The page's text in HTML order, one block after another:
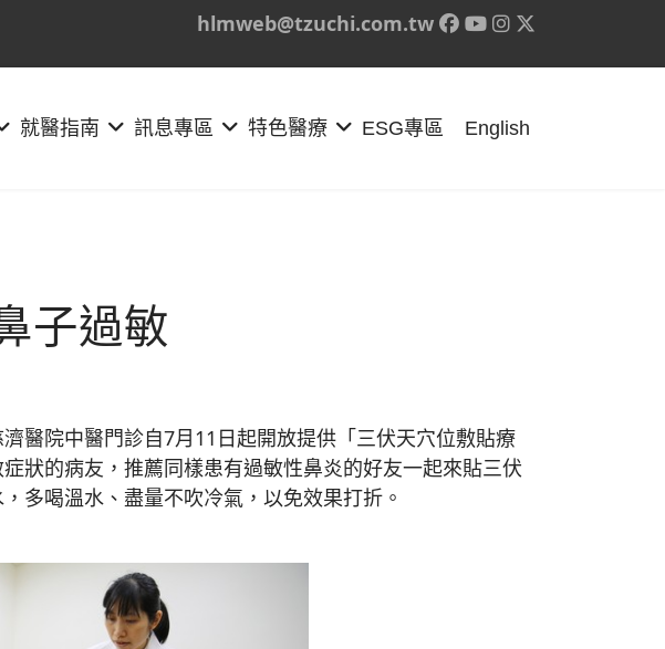
hlmweb@tzuchi.com.tw
就醫指南 訊息專區 特色醫療 ESG專區 English
子過敏
院中醫門診自7月11日起開放提供「三伏天穴位敷貼療
狀的病友，推薦同樣患有過敏性鼻炎的好友一起來貼三伏
多喝溫水、盡量不吹冷氣，以免效果打折。